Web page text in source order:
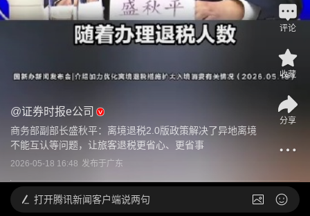
@证券时报e公司
商务部副部长盛秋平：离境退税2.0版政策解决了异地离境
不能互认等问题，让旅客退税更省心、更省事
2026-05-18 16:48 发布于广东
评论
收藏
分享
打开腾讯新闻客户端说两句